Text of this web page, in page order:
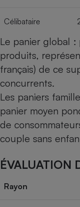
Célibataire
Le panier global :
produits,
français) de ce
concurrents.
Les paniers
panier moyen
de
couple sans
ÉVALUATION
Rayon